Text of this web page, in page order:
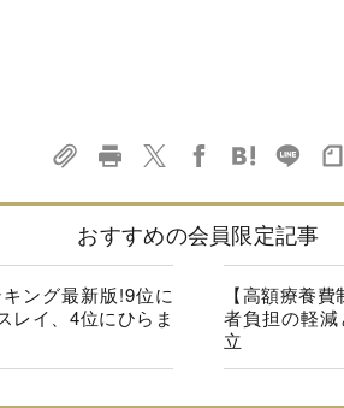
おすすめの会員限定記事
ング最新版!9位に
レイ、4位にひらま
【高額療養
者負担の軽
立